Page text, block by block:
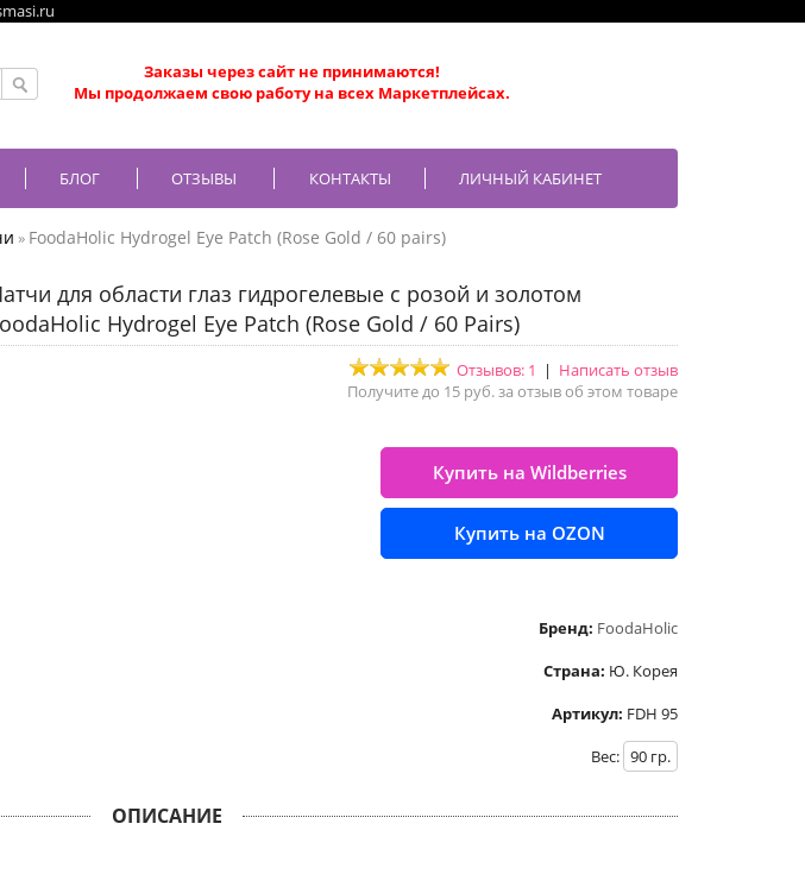
Заказы через сайт не принимаются!
Мы продолжаем свою работу на всех Маркетплейсах.
БЛОГ ОТЗЫВЫ КОНТАКТЫ ЛИЧНЫЙ КАБИНЕТ
» FoodaHolic Hydrogel Eye Patch (Rose Gold / 60 pairs)
для области глаз гидрогелевые с розой и золотом
Hydrogel Eye Patch (Rose Gold / 60 Pairs)
Отзывов: 1 | Написать отзыв
Получите до 15 руб. за отзыв об этом товаре
Купить на Wildberries
Купить на OZON
Бренд: FoodaHolic
Страна: Ю. Корея
Артикул: FDH 95
Вес: 90 гр.
ОПИСАНИЕ